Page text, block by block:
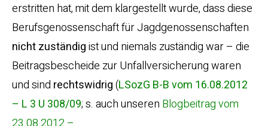
erstritten hat, mit dem klargestellt wurde, dass diese
Berufsgenossenschaft für Jagdgenossenschaften
nicht zuständigist und niemals zuständig war – die
Beitragsbescheide zur Unfallversicherung waren
und sind rechtswidrig(LSozG B-B vom 16.08.2012
– L 3 U 308/09; s. auch unseren Blogbeitrag vom